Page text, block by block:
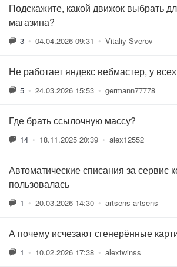
Подскажите, какой движок выбрать
магазина?
3 • 04.04.2026 09:31 • Vitaliy Sverov
Не работает яндекс вебмастер, у
5 • 24.03.2026 15:53 • germann77778
Где брать ссылочную массу?
14 • 18.11.2025 20:39 • alex12552
Автоматические списания за сервис
пользовалась
1 • 20.03.2026 14:30 • artsens artsens
А почему исчезают сгенерённые
1 • 10.02.2026 17:38 • alextwinss